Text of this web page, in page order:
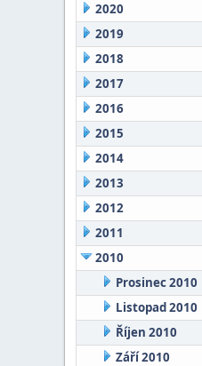
2020
2019
2018
2017
2016
2015
2014
2013
2012
2011
2010
Prosinec 2010
Listopad 2010
Říjen 2010
Září 2010